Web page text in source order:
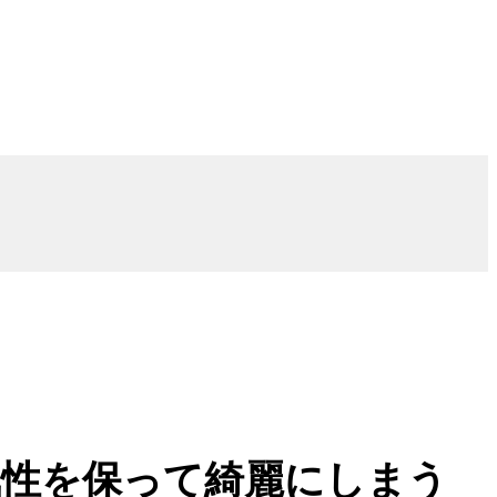
を保って綺麗にしまう